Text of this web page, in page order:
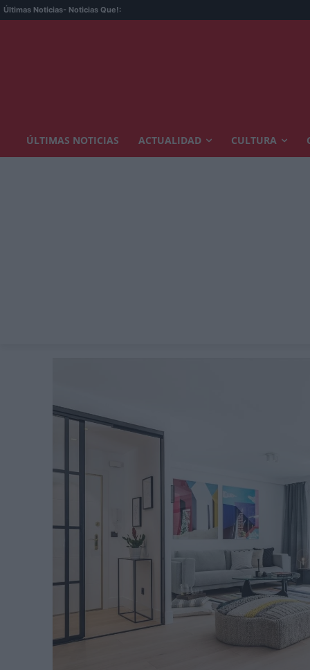
Últimas Noticias- Noticias Que!:
ÚLTIMAS NOTICIAS ACTUALIDAD CULTURA